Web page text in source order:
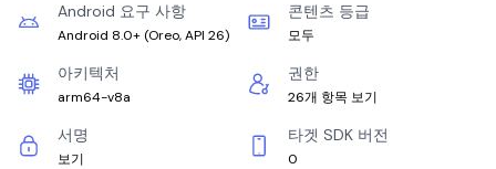
Android 요구 사항
Android 8.0+ (Oreo, API 26)
콘텐츠 등급
모두
아키텍처
arm64-v8a
권한
26개 항목 보기
서명
보기
타겟 SDK 버전
0